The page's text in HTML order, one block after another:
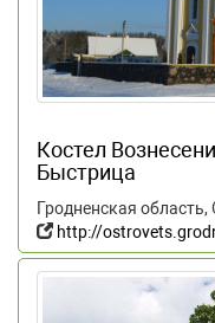
Костел
Быстрица
Гродненская
http://